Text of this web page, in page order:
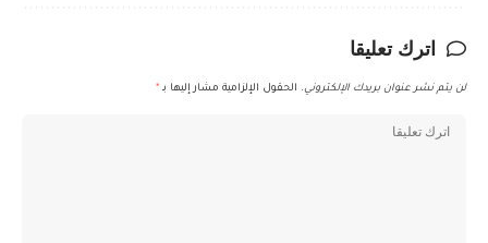
اترك تعليقا
لن يتم نشر عنوان بريدك الإلكتروني. الحقول الإلزامية مشار إليها بـ *